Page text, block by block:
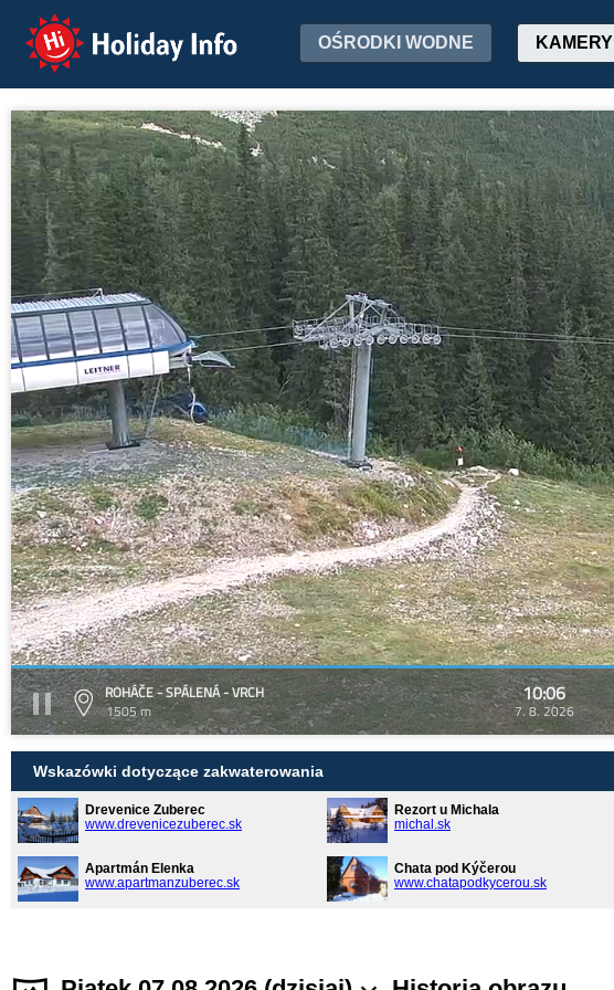
Holiday Info OŚRODKI WODNE KAMERY
ROHÁČE - SPÁLENÁ - VRCH
1505 m
10:06
7. 8. 2026
Wskazówki dotyczące zakwaterowania
Drevenice Zuberec
www.drevenicezuberec.sk
Rezort u Michala
michal.sk
Apartmán Elenka
www.apartmanzuberec.sk
Chata pod Kýčerou
www.chatapodkycerou.sk